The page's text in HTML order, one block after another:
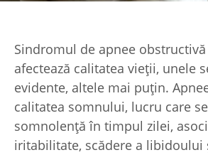
Sindromul de apnee obstructivă
afectează calitatea vieții, unele
evidente, altele mai puțin.
calitatea somnului, lucru care
somnolență în timpul zilei,
iritabilitate, scădere a